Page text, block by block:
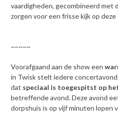
vaardigheden, gecombineerd met
zorgen voor een frisse kijk op deze
~~~~~
Voorafgaand aan de show een
in Twisk stelt iedere concertavond
dat speciaal is toegespitst op
betreffende avond. Deze avond
dorpshuis is op vijf minuten lopen